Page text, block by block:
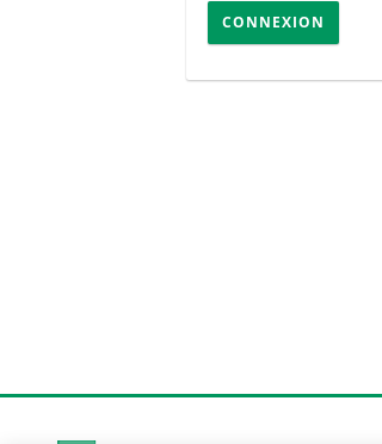
CONNEXION